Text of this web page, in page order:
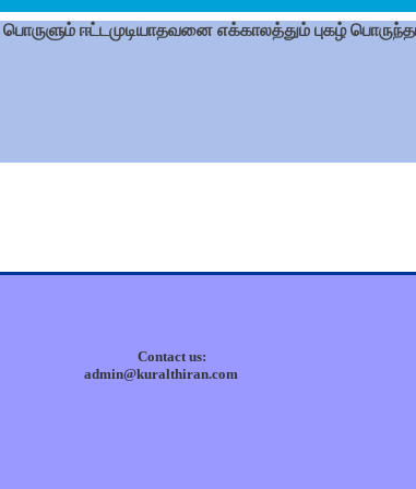
ஈட்டமுடியாதவனை எக்காலத்தும் புகழ்
Contact us:
admin@kuralthiran.com